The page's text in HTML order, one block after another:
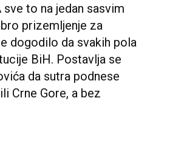
to na jedan sasvim
prizemljenje za
dogodilo da svakih pola
BiH. Postavlja se
da sutra podnese
Crne Gore, a bez